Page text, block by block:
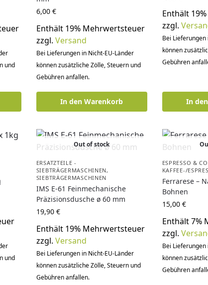
und
6,00 €
Enthält 19% Mehrwertsteuer
zzgl. Versand
Bei Lieferungen in Nicht-EU-Länder
können zusätzliche Zölle, Steuern und
Gebühren anfallen.
In den Warenkorb
Enthält
zzgl.
Bei Lieferungen
können
Gebühren
In
und
Out of stock
ERSATZTEILE -
SIEBTRÄGERMASCHINEN,
SIEBTRÄGERMASCHINEN
IMS E-61 Feinmechanische
Präzisionsdusche ø 60 mm
19,90 €
Enthält 19% Mehrwertsteuer
zzgl. Versand
Bei Lieferungen in Nicht-EU-Länder
können zusätzliche Zölle, Steuern und
Gebühren anfallen.
ESPRESSO &
KAFFEE-/
Ferrarese –
Bohnen
15,00 €
Enthält 7%
zzgl.
Bei Lieferungen
können
Gebühren